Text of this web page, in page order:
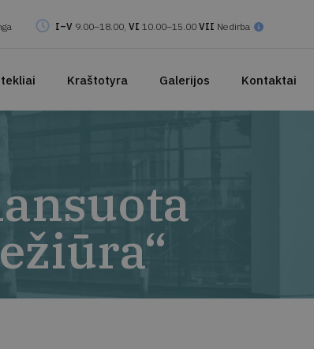
I–V 9.00–18.00, VI 10.00–15.00 VII Nedirba
Kraštotyra Galerijos Kontaktai